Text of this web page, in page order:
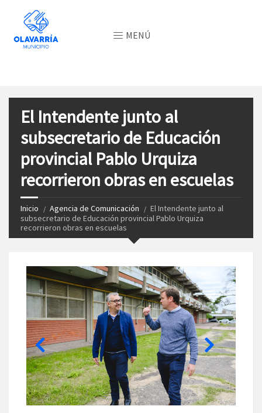
MENÚ
El Intendente junto al
subsecretario de Educación
provincial Pablo Urquiza
recorrieron obras en escuelas
Inicio Agencia de Comunicación
El Intendente junto al
subsecretario de Educación provincial Pablo Urquiza
recorrieron obras en escuelas